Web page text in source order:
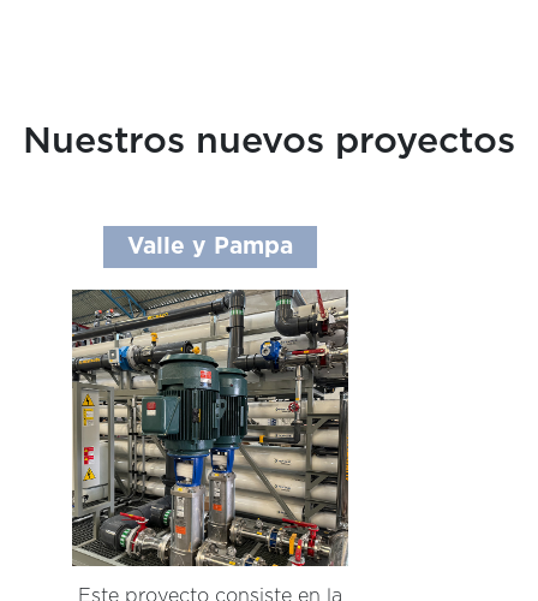
Nuestros nuevos proyectos
Valle y Pampa
Este proyecto consiste en la